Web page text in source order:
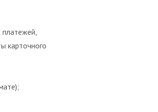
платежей,
карточного